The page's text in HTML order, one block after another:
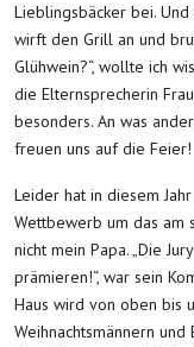
Lieblingsbäcker bei.
wirft den Grill an und
Glühwein?“, wollte ich
die Elternsprecherin
besonders. An was
freuen uns auf die Feier!
Leider hat in diesem
Wettbewerb um das am
nicht mein Papa. „Die
prämieren!“, war sein
Haus wird von oben bis
Weihnachtsmännern